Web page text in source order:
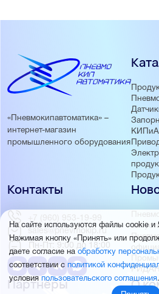
«Пневмокипавтоматика» –
интернет-магазин
промышленного оборудования
КИПиА
Партнёры О
Контакты
+7 (960) 953-19-99
sales@pnevmokip.ru
Пн-Пт: 9:00 до 18:00
На сайте используются файлы cookie и
Нажимая кнопку «Принять» или
даете согласие наобработку
соответствии с политикой
условия пользовательского соглашения.